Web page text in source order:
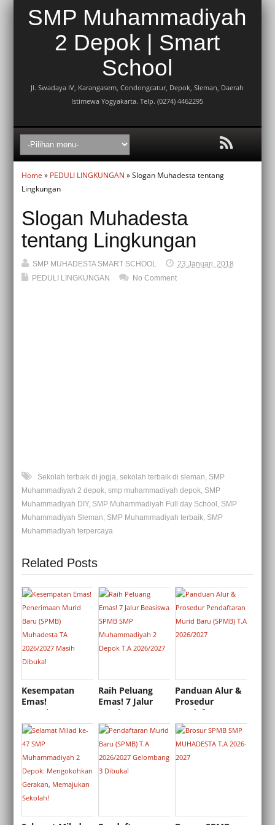
SMP Muhammadiyah
2 Depok | Smart
School
Jl. Swadaya IV, Karangasem, Condongcatur, Depok, Sleman, Daerah
Istimewa Yogyakarta. Telp. (0274) 4462295
Home » PEDULI LINGKUNGAN » Slogan Muhadesta tentang
Lingkungan
Slogan Muhadesta
tentang Lingkungan
SMP MUHADESTA SMART SCHOOL
23 Januari, 2018
PEDULI LINGKUNGAN
No Comment
Sekolah terbaik di jogja sekolah terbaik di sleman SMP
Muhammadiyah 2 depok, smp muhammadiyah depok, SMP
Muhammadiyah DIY, SMP Muhammadiyah Full day School SMP
Muhammadiyah Sleman SMP Muhammadiyah terbaik, SMP
Muhammadiyah terpercaya
Related Posts
Kesempatan
Emas!
Penerimaan
Murid Baru
(SPMB)
Muhadesta TA
2026/2027 Masih
Dibuka!
Raih Peluang
Emas! 7 Jalur
Beasiswa SPMB
SMP
Muhammadiyah
2 Depok T.A
2026/2027
Panduan Alur &
Prosedur
Pendaftaran
Murid Baru
(SPMB) T.A
2026/2027